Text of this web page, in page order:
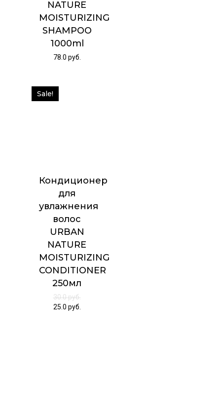
NATURE
MOISTURIZING
SHAMPOO
1000ml
78.0 руб.
Sale!
Кондиционер
для
увлажнения
волос
URBAN
NATURE
MOISTURIZING
CONDITIONER
250мл
30.0руб.
25.0 руб.